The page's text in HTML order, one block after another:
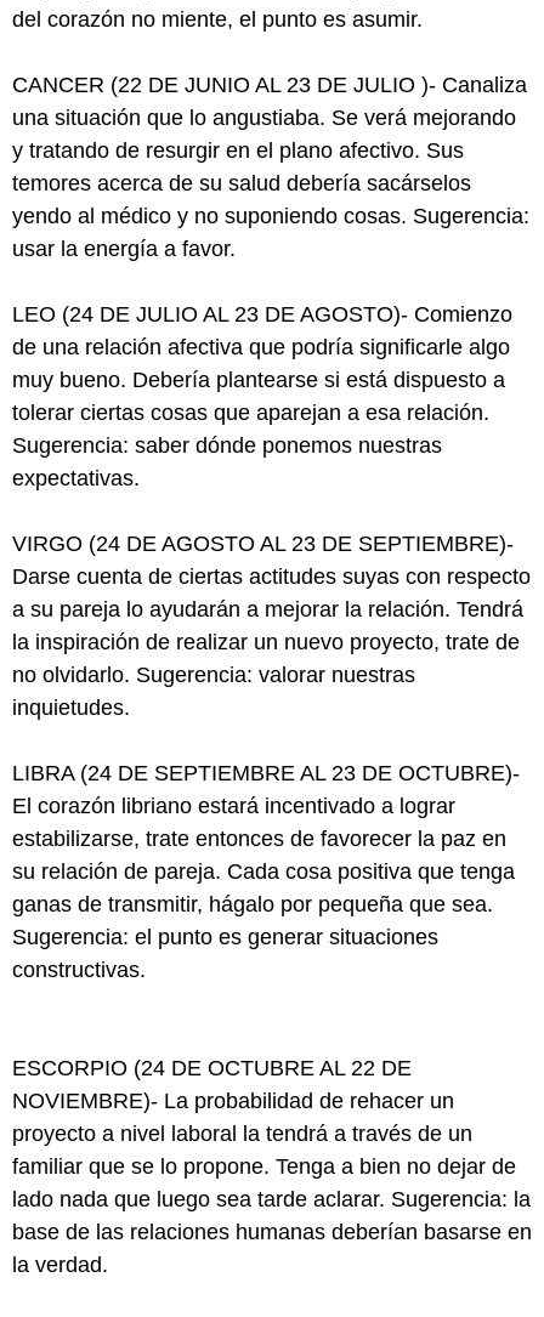
del corazón no miente, el punto es asumir.
CANCER (22 DE JUNIO AL 23 DE JULIO )- Canaliza
una situación que lo angustiaba. Se verá mejorando
y tratando de resurgir en el plano afectivo. Sus
temores acerca de su salud debería sacárselos
yendo al médico y no suponiendo cosas. Sugerencia:
usar la energía a favor.
LEO (24 DE JULIO AL 23 DE AGOSTO)- Comienzo
de una relación afectiva que podría significarle algo
muy bueno. Debería plantearse si está dispuesto a
tolerar ciertas cosas que aparejan a esa relación.
Sugerencia: saber dónde ponemos nuestras
expectativas.
VIRGO (24 DE AGOSTO AL 23 DE SEPTIEMBRE)-
Darse cuenta de ciertas actitudes suyas con respecto
a su pareja lo ayudarán a mejorar la relación. Tendrá
la inspiración de realizar un nuevo proyecto, trate de
no olvidarlo. Sugerencia: valorar nuestras
inquietudes.
LIBRA (24 DE SEPTIEMBRE AL 23 DE OCTUBRE)-
El corazón libriano estará incentivado a lograr
estabilizarse, trate entonces de favorecer la paz en
su relación de pareja. Cada cosa positiva que tenga
ganas de transmitir, hágalo por pequeña que sea.
Sugerencia: el punto es generar situaciones
constructivas.
ESCORPIO (24 DE OCTUBRE AL 22 DE
NOVIEMBRE)- La probabilidad de rehacer un
proyecto a nivel laboral la tendrá a través de un
familiar que se lo propone. Tenga a bien no dejar de
lado nada que luego sea tarde aclarar. Sugerencia: la
base de las relaciones humanas deberían basarse en
la verdad.